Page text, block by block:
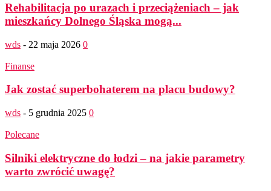
Rehabilitacja po urazach i przeciążeniach – jak
mieszkańcy Dolnego Śląska mogą...
wds - 22 maja 2026 0
Finanse
Jak zostać superbohaterem na placu budowy?
wds - 5 grudnia 2025 0
Polecane
Silniki elektryczne do łodzi – na jakie parametry
warto zwrócić uwagę?